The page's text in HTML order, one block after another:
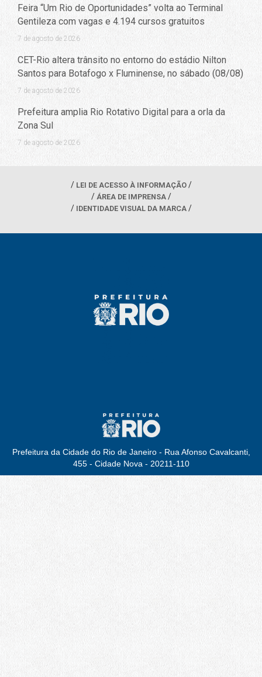
Feira “Um Rio de Oportunidades” volta ao Terminal
Gentileza com vagas e 4.194 cursos gratuitos
7 de agosto de 2026
CET-Rio altera trânsito no entorno do estádio Nilton
Santos para Botafogo x Fluminense, no sábado (08/08)
7 de agosto de 2026
Prefeitura amplia Rio Rotativo Digital para a orla da
Zona Sul
7 de agosto de 2026
LEI DE ACESSO À INFORMAÇÃO
ÁREA DE IMPRENSA
IDENTIDADE VISUAL DA MARCA
Prefeitura da Cidade do Rio de Janeiro - Rua Afonso Cavalcanti,
455 - Cidade Nova - 20211-110